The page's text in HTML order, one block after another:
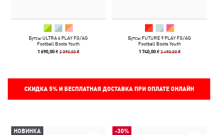
Бутсы ULTRA 6 PLAY FG/AG
Football Boots Youth
1 690,00 ₴2 390,00 ₴
Бутсы FUTURE 9 PLAY FG/AG
Football Boots Youth
1 740,00 ₴2 490,00 ₴
СКИДКА 5%И БЕСПЛАТНАЯ ДОСТАВКА ПРИ ОПЛАТЕ ОНЛАЙН
НОВИНКА -30%